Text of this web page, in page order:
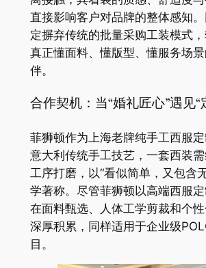
直接影响客户对品牌的整体感知
定摒弃传统的批量采购工装模式
真正懂面料、懂版型、懂服务场
伴。
合作契机：当“婚礼匠心”遇见“
菲狮顿作为上海老牌纯手工西服
意大利传统手工技艺，一套西装
工序打磨，以“看似简单，又包含
学著称。尽管菲狮顿以高端西服
在面料甄选、人体工学剪裁和个
深厚积累，同样适用于企业级
目。